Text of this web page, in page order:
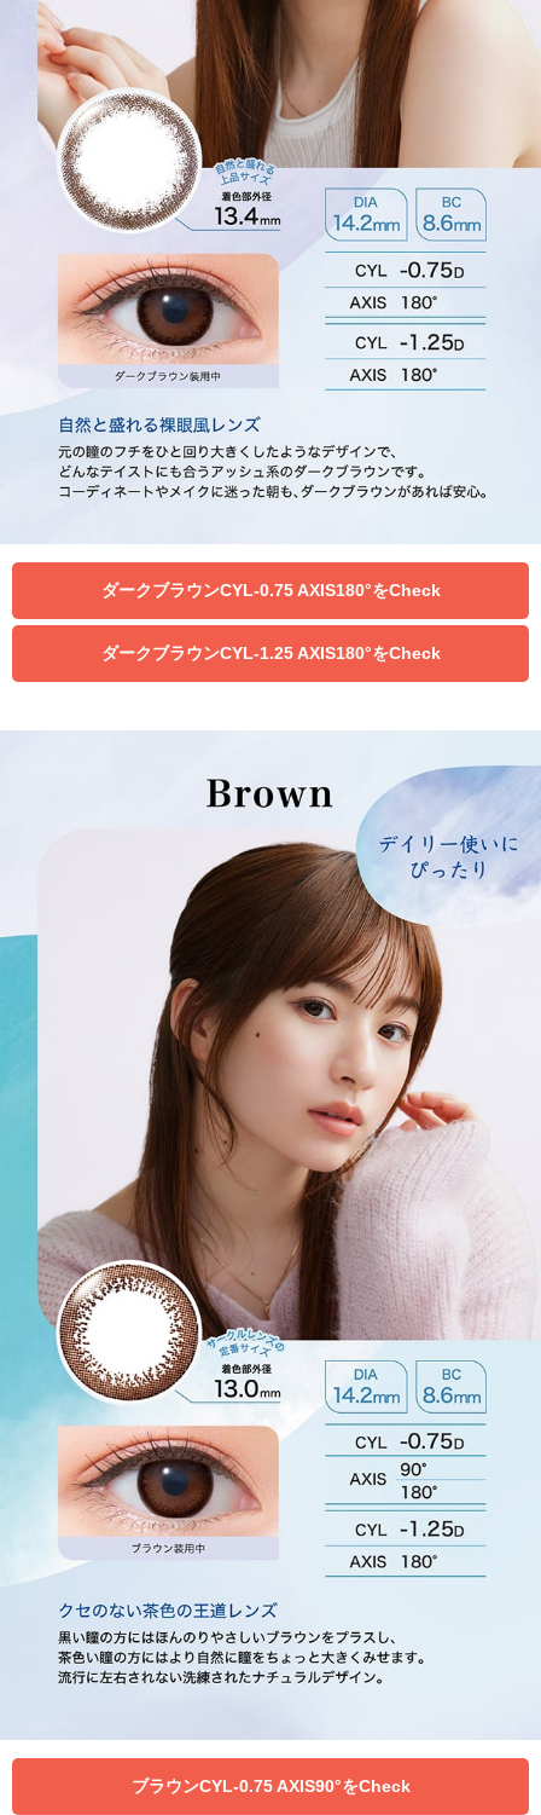
ダークブラウンCYL-0.75 AXIS180°をCheck
ダークブラウンCYL-1.25 AXIS180°をCheck
ブラウンCYL-0.75 AXIS90°をCheck